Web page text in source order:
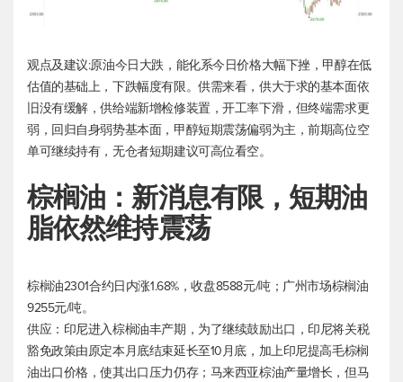
观点及建议:原油今日大跌，能化系今日价格大幅下挫，甲醇在低
估值的基础上，下跌幅度有限。供需来看，供大于求的基本面依
旧没有缓解，供给端新增检修装置，开工率下滑，但终端需求更
弱，回归自身弱势基本面，甲醇短期震荡偏弱为主，前期高位空
单可继续持有，无仓者短期建议可高位看空。
棕榈油：新消息有限，短期油
脂依然维持震荡
棕榈油2301合约日内涨1.68%，收盘8588元/吨；广州市场棕榈油
9255元/吨。
供应：印尼进入棕榈油丰产期，为了继续鼓励出口，印尼将关税
豁免政策由原定本月底结束延长至10月底，加上印尼提高毛棕榈
油出口价格，使其出口压力仍存；马来西亚棕油产量增长，但马